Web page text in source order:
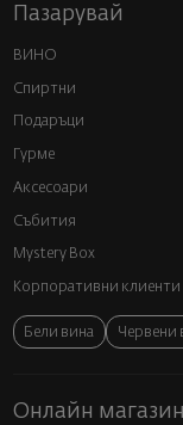
Пазарувай
ВИНО
Спиртни
Подаръци
Гурме
Аксесоари
Събития
Mystery Box
Корпоративни клиенти
Бели вина Червени
Онлайн магазин